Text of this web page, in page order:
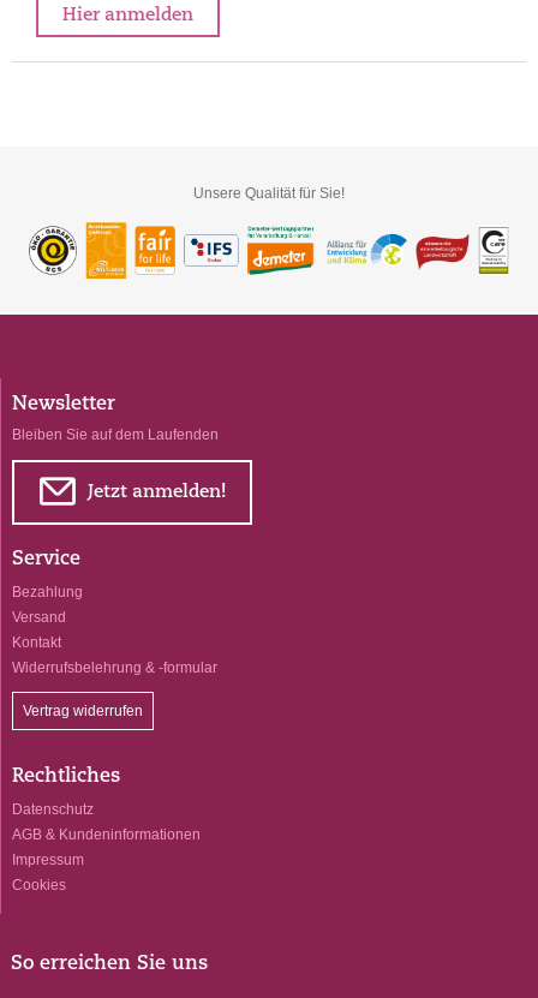
Hier anmelden
Unsere Qualität für Sie!
So erreichen Sie uns
Newsletter
Bleiben Sie auf dem Laufenden
E Jetzt anmelden!
Service
Bezahlung
Versand
Kontakt
Widerrufsbelehrung & -formular
Vertrag widerrufen
Rechtliches
Datenschutz
AGB & Kundeninformationen
Impressum
Cookies